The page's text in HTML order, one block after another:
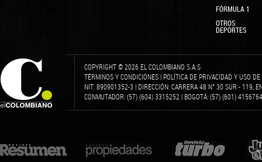
FÓRMULA 1
OTROS
DEPORTES
COPYRIGHT © 2026 EL COLOMBIANO S.A.S
TÉRMINOS Y CONDICIONES | POLÍTICA DE PRIVACIDAD Y USO
NIT: 890901352-3 | DIRECCIÓN: CARRERA 48 N° 30 SUR - 119,
CONMUTADOR: (57) (604) 3315252 | BOGOTÁ: (57) (601)